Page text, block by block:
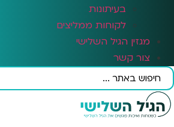
בעיתונות
לקוחות ממליצים
מגזין הגיל השלישי
צור קשר
Search
...